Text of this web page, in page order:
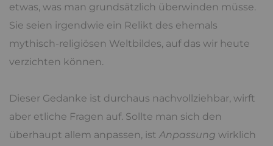
etwas, was man grundsätzlich überwinden müsse.
Sie seien irgendwie ein Relikt des ehemals
mythisch-religiösen Weltbildes, auf das wir heute
verzichten können.
Dieser Gedanke ist durchaus nachvollziehbar, wirft
aber etliche Fragen auf. Sollte man sich den
überhaupt allem anpassen, ist Anpassung wirklich